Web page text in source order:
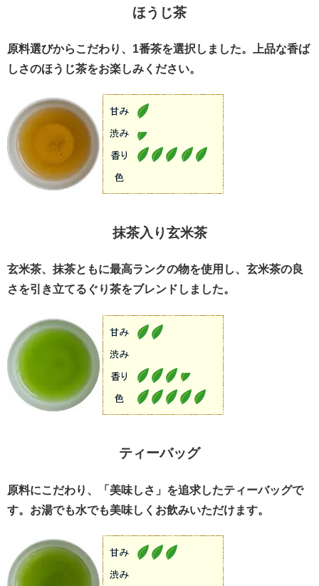
ほうじ茶
原料選びからこだわり、1番茶を選択しました。上品な香ば
しさのほうじ茶をお楽しみください。
抹茶入り玄米茶
玄米茶、抹茶ともに最高ランクの物を使用し、玄米茶の良
さを引き立てるぐり茶をブレンドしました。
ティーバッグ
原料にこだわり、「美味しさ」を追求したティーバッグで
す。お湯でも水でも美味しくお飲みいただけます。